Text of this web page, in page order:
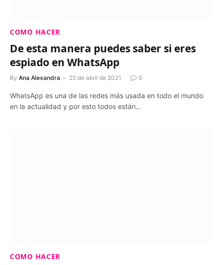
COMO HACER
De esta manera puedes saber si eres
espiado en WhatsApp
By Ana Alexandra 25 de abril de 2021 0
WhatsApp es una de las redes más usada en todo el mundo
en la actualidad y por esto todos están…
COMO HACER